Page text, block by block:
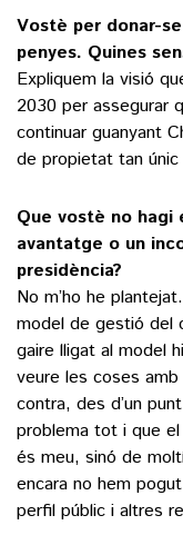
Vostè per donar-
penyes. Quines
Expliquem la visió
2030 per assegurar
continuar guanyant
de propietat tan
Que vostè no hagi
avantatge o un
presidència?
No m’ho he
model de gestió del
gaire lligat al model
veure les coses
contra, des d’un
problema tot i que el
és meu, sinó de
encara no hem
perfil públic i altres